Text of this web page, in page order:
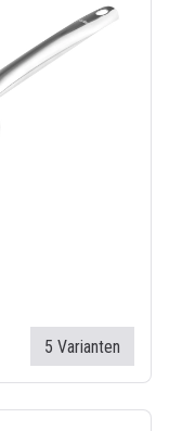
5 Varianten